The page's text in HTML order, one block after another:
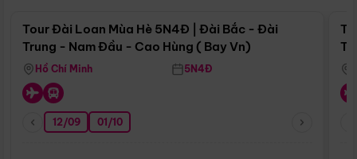
Tour Đài Loan Mùa Hè 5N4Đ | Đài Bắc - Đài
Trung - Nam Đầu - Cao Hùng ( Bay Vn)
Hồ Chí Minh 5N4Đ
12/09 01/10